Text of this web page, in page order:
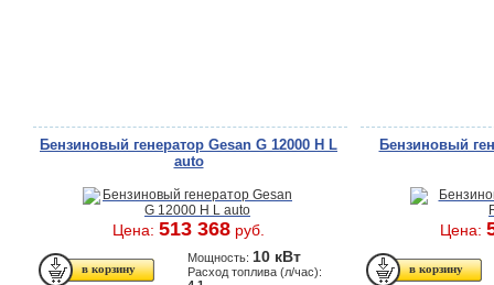
Бензиновый генератор Gesan G 12000 H L
auto
Цена: 513 368 руб.
Мощность: 10 кВт
Расход топлива (л/час):
Бензиновый
Цена: